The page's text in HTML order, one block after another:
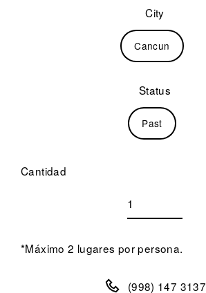
City
Cancun
Status
Past
Cantidad
*Máximo 2 lugares por persona.
(998) 147 3137